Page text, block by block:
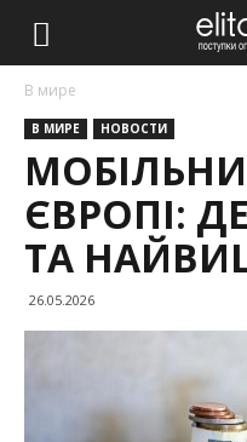
В мире
В МИРЕ НОВОСТИ
ЄВРОПІ:
ТА
26.05.2026